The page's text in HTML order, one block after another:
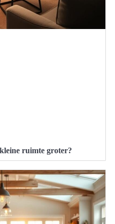
ruimte groter?